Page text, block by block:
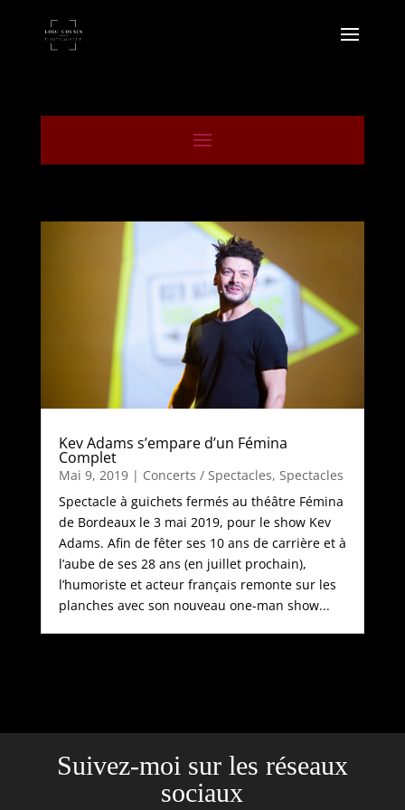
Kev Adams s’empare d’un Fémina
Complet
Mai 9, 2019| Concerts / Spectacles, Spectacles
Spectacle à guichets fermés au théâtre Fémina
de Bordeaux le 3 mai 2019, pour le show Kev
Adams. Afin de fêter ses 10 ans de carrière et à
l’aube de ses 28 ans (en juillet prochain),
l’humoriste et acteur français remonte sur les
planches avec son nouveau one-man show...
Suivez-moi sur les réseaux
sociaux